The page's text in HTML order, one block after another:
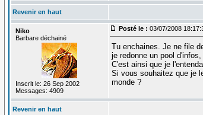
Revenir en haut
Niko
Barbare déchainé
Inscrit le: 26 Sep 2002
Messages: 4909
Posté le : 03/07/2008
Tu enchaines. Je ne file
je redonne un pool
C'est ainsi que je
Si vous souhaitez que je
monde ?
Revenir en haut